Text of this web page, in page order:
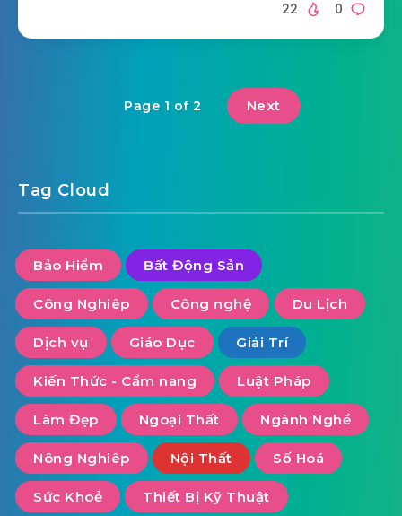
0
22
Page 1 of 2 Next
Tag Cloud
Bảo Hiểm Bất Động Sản
Công Nghiêp Công nghệ Du Lịch
Dịch vụ Giáo Dục Giải Trí
Kiến Thức - Cẩm nang Luật Pháp
Làm Đẹp Ngoại Thất Ngành Nghề
Nông Nghiêp Nội Thất Số Hoá
Sức Khoẻ Thiết Bị Kỹ Thuật